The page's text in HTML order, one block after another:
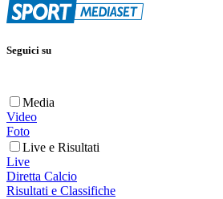
Seguici su
Media
Video
Foto
Live e Risultati
Live
Diretta Calcio
Risultati e Classifiche